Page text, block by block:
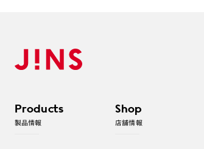
Products
製品情報
Shop
店舗情報